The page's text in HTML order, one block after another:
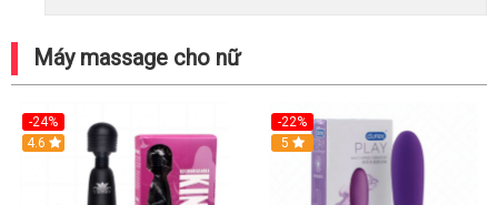
Máy massage cho nữ
-24%
4.6
-22%
Hot
5